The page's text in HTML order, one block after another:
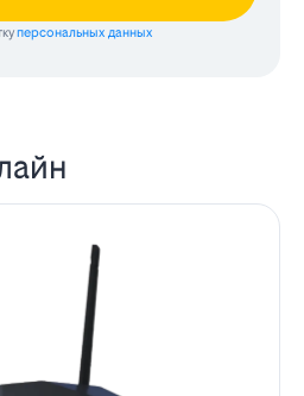
персональных данных